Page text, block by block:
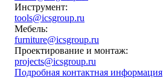
Инструмент:
tools@icsgroup.ru
Мебель:
furniture@icsgroup.ru
Проектирование и монтаж:
projects@icsgroup.ru
Подробная контактная информация